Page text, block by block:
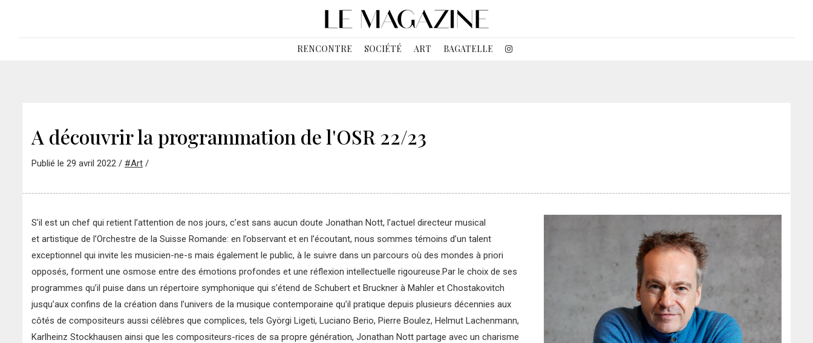
RENCONTRE SOCIÉTÉ ART BAGATELLE
A découvrir la programmation de l'OSR 22/23
Publié le 29 avril 2022 / #Art /
S’il est un chef qui retient l’attention de nos jours, c’est sans aucun doute Jonathan Nott, l’actuel directeur musical
et artistique de l’Orchestre de la Suisse Romande: en l’observant et en l’écoutant, nous sommes témoins d’un talent
exceptionnel qui invite les musicien-ne-s mais également le public, à le suivre dans un parcours où des mondes à priori
opposés, forment une osmose entre des émotions profondes et une réflexion intellectuelle rigoureuse.Par le choix de ses
programmes qu’il puise dans un répertoire symphonique qui s’étend de Schubert et Bruckner à Mahler et Chostakovitch
jusqu’aux confins de la création dans l’univers de la musique contemporaine qu’il pratique depuis plusieurs décennies aux
côtés de compositeurs aussi célèbres que complices, tels Györgi Ligeti, Luciano Berio, Pierre Boulez, Helmut Lachenmann,
Karlheinz Stockhausen ainsi que les compositeurs-rices de sa propre génération, Jonathan Nott partage avec un charisme